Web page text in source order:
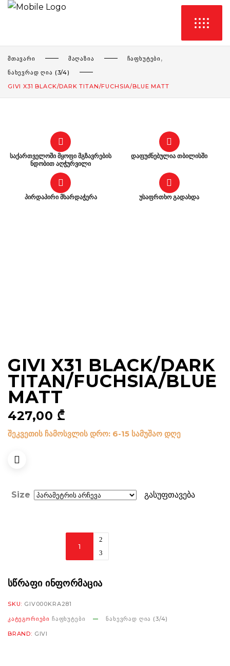
ᲛᲗᲐᲕᲐᲠᲘ ᲛᲐᲦᲐᲖᲘᲐ ᲩᲐᲤᲮᲣᲢᲔᲑᲘ,
ᲜᲐᲮᲔᲕᲠᲐᲓ ᲦᲘᲐ (3/4)
GIVI X31 BLACK/DARK TITAN/FUCHSIA/BLUE MATT
საქართველოში მყოფი მგზავრების
ნდობით აღჭურვილი
დაფუძნებულია თბილისში
პირდაპირი მხარდაჭერა უსაფრთხო გადახდა
GIVI X31 BLACK/DARK
TITAN/FUCHSIA/BLUE
MATT
427,00 ₾
შეკვეთის ჩამოსვლის დრო: 6-15 სამუშაო დღე
Size გასუფთავება
titan/fuchsia/blue
რაოდენობა
ᲡᲬᲠᲐᲤᲘ ᲘᲜᲤᲝᲠᲛᲐᲪᲘᲐ
SKU: GIV000KRA281
ᲙᲐᲢᲔᲒᲝᲠᲘᲔᲑᲘ ᲩᲐᲤᲮᲣᲢᲔᲑᲘ ᲜᲐᲮᲔᲕᲠᲐᲓ ᲦᲘᲐ (3/4)
BRAND: GIVI